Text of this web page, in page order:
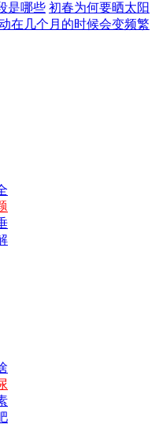
是哪些 初春为何要晒太阳
在几个月的时候会变频繁